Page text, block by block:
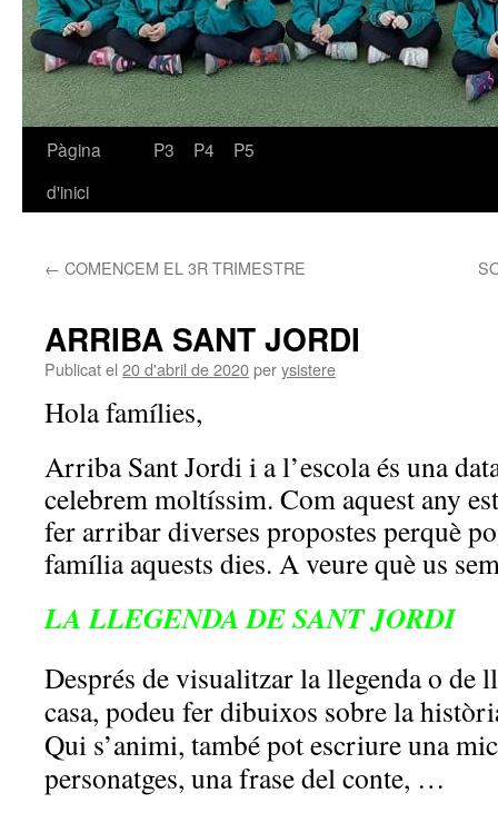
Vés
Pàgina
d'inici
P3 P4 P5
← COMENCEM EL 3R TRIMESTRE
ARRIBA SANT JORDI
Publicat el 20 d'abril de 2020perysistere
Hola famílies,
Arriba Sant Jordi i a l’escola és una
celebrem moltíssim. Com aquest any
fer arribar diverses propostes perquè
família aquests dies. A veure què us
LA LLEGENDA DE SANT JORDI
Després de visualitzar la llegenda o de
casa, podeu fer dibuixos sobre la
Qui s’animi, també pot escriure una
personatges, una frase del conte, …